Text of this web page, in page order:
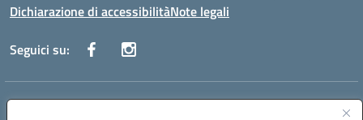
Dichiarazione di accessibilitàNote legali
Seguici su:
Indirizzo: